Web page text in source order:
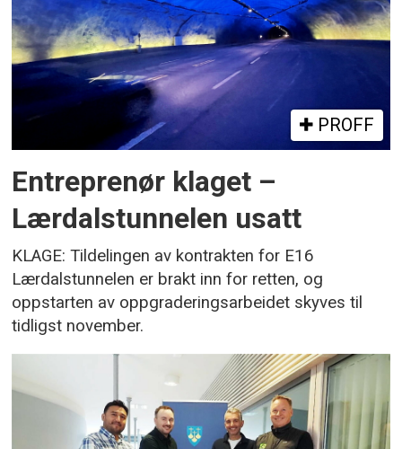
PROFF
Entreprenør klaget –
Lærdalstunnelen usatt
KLAGE: Tildelingen av kontrakten for E16
Lærdalstunnelen er brakt inn for retten, og
oppstarten av oppgraderingsarbeidet skyves til
tidligst november.